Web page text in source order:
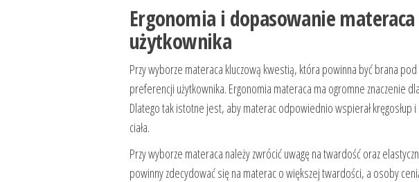
Ergonomia i dopasowanie
użytkownika
Przy wyborze materaca kluczową kwestią, która powinna być brana
preferencji użytkownika. Ergonomia materaca ma ogromne znaczenie
Dlatego tak istotne jest, aby materac odpowiednio wspierał kręgosłup
ciała.
Przy wyborze materaca należy zwrócić uwagę na twardość oraz
powinny zdecydować się na materac o większej twardości, a osoby